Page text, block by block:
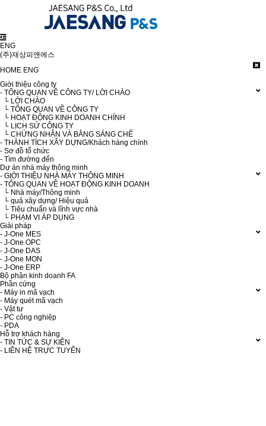
ENG
(주)재상피앤에스
HOME ENG
Giới thiệu công ty
- TỔNG QUAN VỀ CÔNG TY/ LỜI CHÀO
└ LỜI CHÀO
└ TỔNG QUAN VỀ CÔNG TY
└ HOẠT ĐỘNG KINH DOANH CHÍNH
└ LỊCH SỬ CÔNG TY
└ CHỨNG NHẬN VÀ BẰNG SÁNG CHẾ
- THÀNH TÍCH XÂY DỰNG/Khách hàng chính
- Sơ đồ tổ chức
- Tìm đường đến
Dự án nhà máy thông minh
- GIỚI THIỆU NHÀ MÁY THÔNG MINH
- TỔNG QUAN VỀ HOẠT ĐỘNG KINH DOANH
└ Nhà máy/Thông minh
└ quả xây dựng/ Hiệu quả
└ Tiêu chuẩn và lĩnh vực nhà
└ PHẠM VI ÁP DỤNG
Giải pháp
- J-One MES
- J-One OPC
- J-One DAS
- J-One MON
- J-One ERP
Bộ phận kinh doanh FA
Phần cứng
- Máy in mã vạch
- Máy quét mã vạch
- Vật tư
- PC công nghiệp
- PDA
Hỗ trợ khách hàng
- TIN TỨC & SỰ KIỆN
- LIÊN HỆ TRỰC TUYẾN